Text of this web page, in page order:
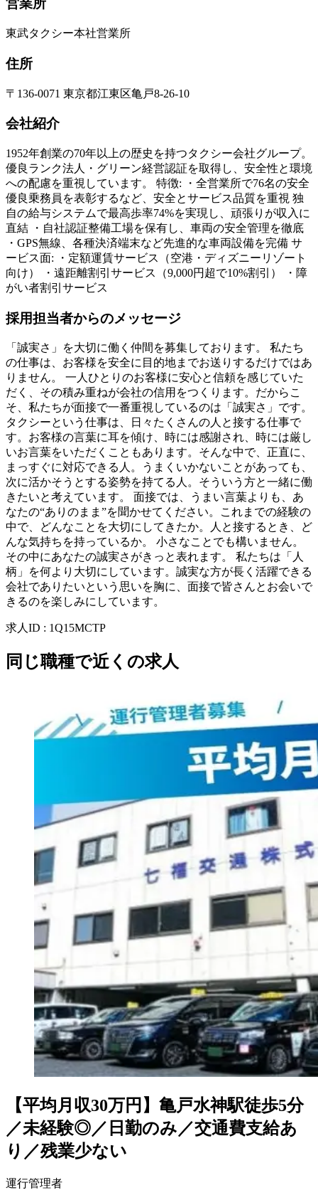
営業所
東武タクシー本社営業所
住所
〒136-0071 東京都江東区亀戸8-26-10
会社紹介
1952年創業の70年以上の歴史を持つタクシー会社グループ。
優良ランク法人・グリーン経営認証を取得し、安全性と環境
への配慮を重視しています。 特徴: ・全営業所で76名の安全
優良乗務員を表彰するなど、安全とサービス品質を重視 独
自の給与システムで最高歩率74%を実現し、頑張りが収入に
直結 ・自社認証整備工場を保有し、車両の安全管理を徹底
・GPS無線、各種決済端末など先進的な車両設備を完備 サ
ービス面: ・定額運賃サービス（空港・ディズニーリゾート
向け） ・遠距離割引サービス（9,000円超で10%割引） ・障
がい者割引サービス
採用担当者からのメッセージ
「誠実さ」を大切に働く仲間を募集しております。 私たち
の仕事は、お客様を安全に目的地までお送りするだけではあ
りません。 一人ひとりのお客様に安心と信頼を感じていた
だく、その積み重ねが会社の信用をつくります。だからこ
そ、私たちが面接で一番重視しているのは「誠実さ」です。
タクシーという仕事は、日々たくさんの人と接する仕事で
す。お客様の言葉に耳を傾け、時には感謝され、時には厳し
いお言葉をいただくこともあります。そんな中で、正直に、
まっすぐに対応できる人。うまくいかないことがあっても、
次に活かそうとする姿勢を持てる人。そういう方と一緒に働
きたいと考えています。 面接では、うまい言葉よりも、あ
なたの“ありのまま”を聞かせてください。これまでの経験の
中で、どんなことを大切にしてきたか。人と接するとき、ど
んな気持ちを持っているか。 小さなことでも構いません。
その中にあなたの誠実さがきっと表れます。 私たちは「人
柄」を何より大切にしています。誠実な方が長く活躍できる
会社でありたいという思いを胸に、面接で皆さんとお会いで
きるのを楽しみにしています。
求人ID : 1Q15MCTP
同じ職種で近くの求人
【平均月収30万円】亀戸水神駅徒歩5分
／未経験◎／日勤のみ／交通費支給あ
り／残業少ない
運行管理者